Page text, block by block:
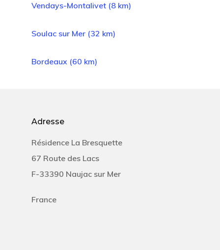
Vendays-Montalivet (8 km)
Soulac sur Mer (32 km)
Bordeaux (60 km)
Adresse
Résidence La Bresquette
67 Route des Lacs
F-33390 Naujac sur Mer
France